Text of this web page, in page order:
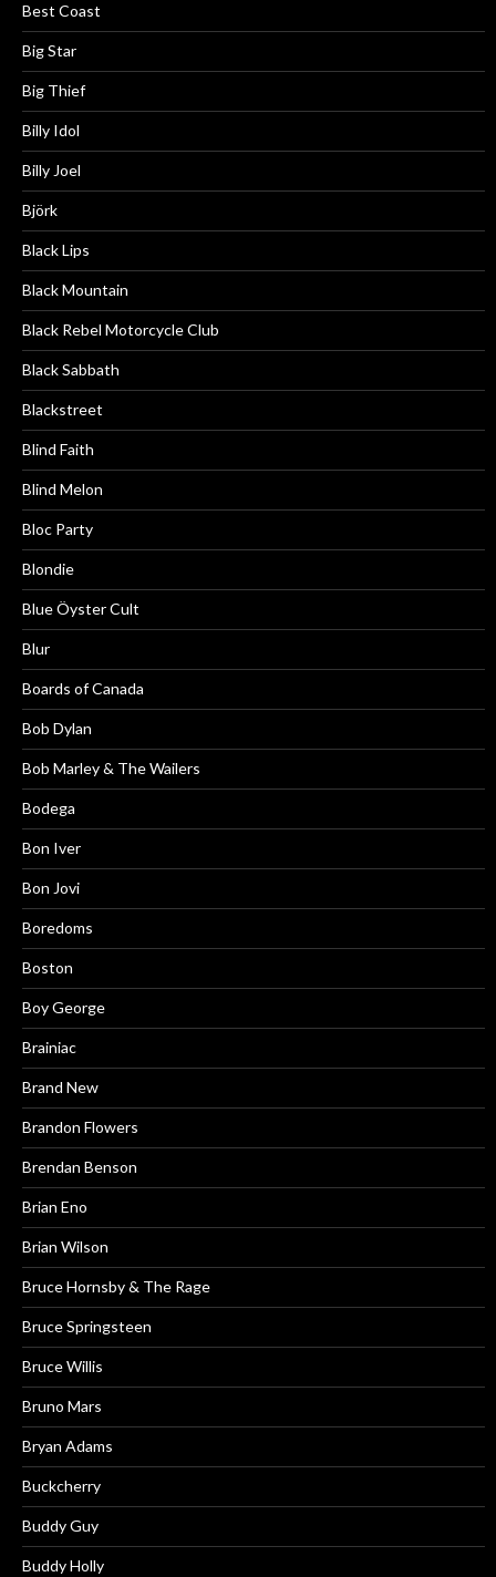
Best Coast
Big Star
Big Thief
Billy Idol
Billy Joel
Björk
Black Lips
Black Mountain
Black Rebel Motorcycle Club
Black Sabbath
Blackstreet
Blind Faith
Blind Melon
Bloc Party
Blondie
Blue Öyster Cult
Blur
Boards of Canada
Bob Dylan
Bob Marley & The Wailers
Bodega
Bon Iver
Bon Jovi
Boredoms
Boston
Boy George
Brainiac
Brand New
Brandon Flowers
Brendan Benson
Brian Eno
Brian Wilson
Bruce Hornsby & The Rage
Bruce Springsteen
Bruce Willis
Bruno Mars
Bryan Adams
Buckcherry
Buddy Guy
Buddy Holly